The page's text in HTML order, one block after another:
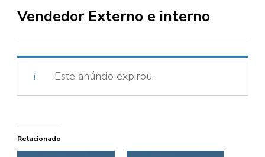
Vendedor Externo e interno
Este anúncio expirou.
Relacionado